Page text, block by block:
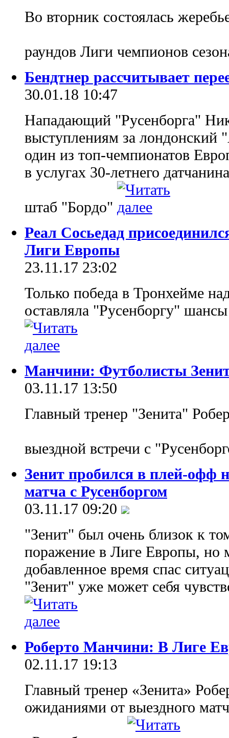
Во вторник состоялась
раундов Лиги чемпионов
Бендтнер рассчитывает
30.01.18 10:47
Нападающий "Русенборга"
выступлениям за лондонский
один из топ-чемпионатов
в услугах 30-летнего
штаб "Бордо"
Реал Сосьедад
Лиги Европы
23.11.17 23:02
Только победа в Тронхейме
оставляла "Русенборгу"
Манчини: Футболисты
03.11.17 13:50
Главный тренер "Зенита"
выездной встречи с
Зенит пробился в плей-офф
матча с Русенборгом
03.11.17 09:20
"Зенит" был очень близок к
поражение в Лиге Европы, но
добавленное время спас
"Зенит" уже может себя
Роберто Манчини: В Лиге
02.11.17 19:13
Главный тренер «Зенита»
ожиданиями от выездного